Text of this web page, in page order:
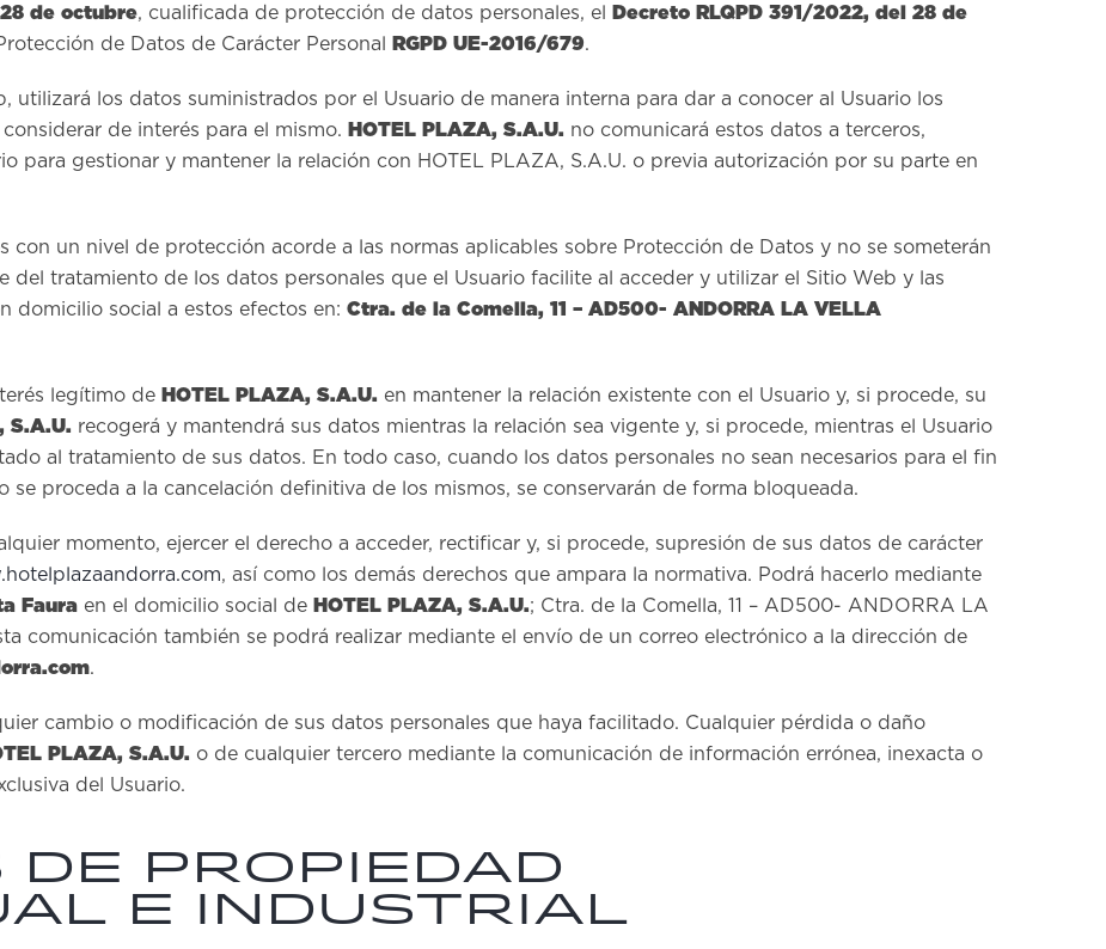
de octubre, cualificada de protección de datos personales, el Decreto RLQPD 391/2022, del 28 de
de Datos de Carácter Personal RGPD UE-2016/679.
utilizará los datos suministrados por el Usuario de manera interna para dar a conocer al Usuario los
de interés para el mismo. HOTEL PLAZA, S.A.U. no comunicará estos datos a terceros,
para gestionar y mantener la relación con HOTEL PLAZA, S.A.U. o previa autorización por su parte en
con un nivel de protección acorde a las normas aplicables sobre Protección de Datos y no se someterán
del tratamiento de los datos personales que el Usuario facilite al acceder y utilizar el Sitio Web y las
domicilio social a estos efectos en: Ctra. de la Comella, 11 – AD500- ANDORRA LA VELLA
legítimo de HOTEL PLAZA, S.A.U. en mantener la relación existente con el Usuario y, si procede, su
S.A.U. recogerá y mantendrá sus datos mientras la relación sea vigente y, si procede, mientras el Usuario
al tratamiento de sus datos. En todo caso, cuando los datos personales no sean necesarios para el fin
se proceda a la cancelación definitiva de los mismos, se conservarán de forma bloqueada.
momento, ejercer el derecho a acceder, rectificar y, si procede, supresión de sus datos de carácter
, así como los demás derechos que ampara la normativa. Podrá hacerlo mediante
Faura en el domicilio social de HOTEL PLAZA, S.A.U.; Ctra. de la Comella, 11 – AD500- ANDORRA LA
comunicación también se podrá realizar mediante el envío de un correo electrónico a la dirección de
.
cambio o modificación de sus datos personales que haya facilitado. Cualquier pérdida o daño
PLAZA, S.A.U. o de cualquier tercero mediante la comunicación de información errónea, inexacta o
del Usuario.
DE PROPIEDAD
E INDUSTRIAL